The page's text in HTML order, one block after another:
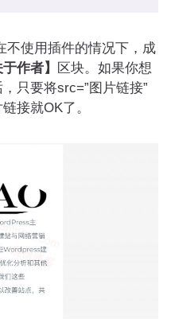
使用插件的情况下，成
于作者】
区块。如果你想
只要将src=”图片链接”
接就OK了。